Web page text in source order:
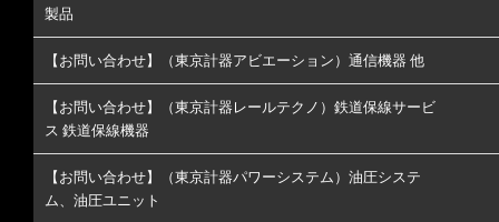
製品
【お問い合わせ】（東京計器アビエーション）通信機器 他
【お問い合わせ】（東京計器レールテクノ）鉄道保線サービ
ス 鉄道保線機器
【お問い合わせ】（東京計器パワーシステム）油圧システ
ム、油圧ユニット